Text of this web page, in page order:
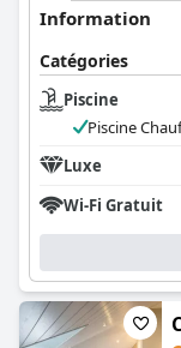
charmante sur le
fonctionnement, la
des équipements
et son confort.
Information
Catégories
Piscine
Piscine
Luxe
Wi-Fi Gratuit